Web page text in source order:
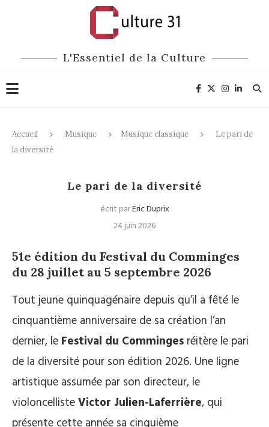
L'Essentiel de la Culture
Accueil Musique Musique classique
Le pari de
la diversité
Le pari de la diversité
écrit parEric Duprix
24 juin 2026
51e édition du Festival du Comminges
du 28 juillet au 5 septembre 2026
Tout jeune quinquagénaire depuis qu’il a fêté le
cinquantième anniversaire de sa création l’an
dernier, le Festival du Comminges réitère le pari
de la diversité pour son édition 2026. Une ligne
artistique assumée par son directeur, le
violoncellisteVictor Julien-Laferrière, qui
présente cette année sa cinquième